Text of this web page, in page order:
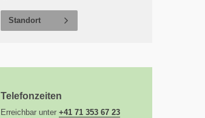
Standort
Telefonzeiten
Erreichbar unter +41 71 353 67 23